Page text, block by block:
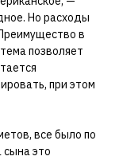
Но расходы
в
позволяет
при этом
все было по
сына это